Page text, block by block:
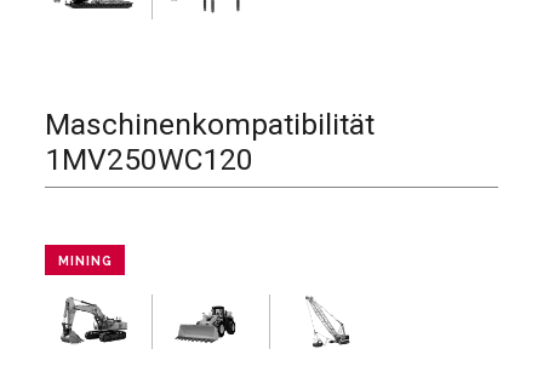
Maschinenkompatibilität
1MV250WC120
MINING